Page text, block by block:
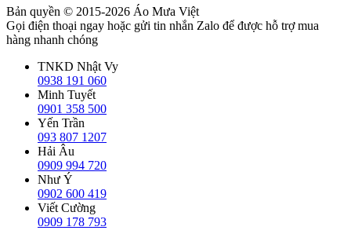
Bản quyền © 2015-2026 Áo Mưa Việt
Gọi điện thoại ngay hoặc gửi tin nhắn Zalo để được hỗ trợ mua
hàng nhanh chóng
TNKD Nhật Vy
0938 191 060
Minh Tuyết
0901 358 500
Yến Trần
093 807 1207
Hải Âu
0909 994 720
Như Ý
0902 600 419
Viết Cường
0909 178 793